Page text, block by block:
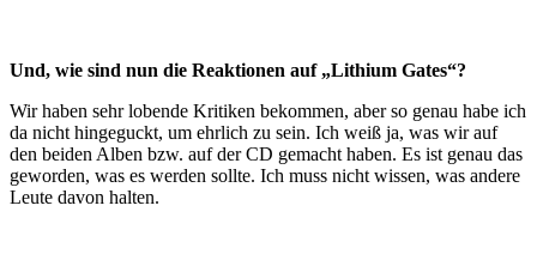
Und, wie sind nun die Reaktionen auf „Lithium Gates“?
Wir haben sehr lobende Kritiken bekommen, aber so genau habe ich
da nicht hingeguckt, um ehrlich zu sein. Ich weiß ja, was wir auf
den beiden Alben bzw. auf der CD gemacht haben. Es ist genau das
geworden, was es werden sollte. Ich muss nicht wissen, was andere
Leute davon halten.